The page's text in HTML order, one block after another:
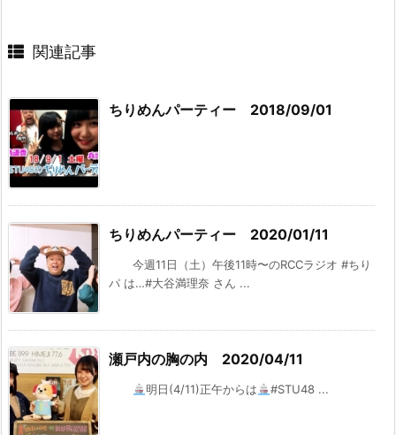
関連記事
ちりめんパーティー 2018/09/01
ちりめんパーティー 2020/01/11
今週11日（土）午後11時〜のRCCラジオ #ちり
パ は…#大谷満理奈 さん ...
瀬戸内の胸の内 2020/04/11
明日(4/11)正午からは #STU48 ...